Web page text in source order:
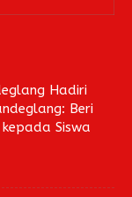
Hadiri
Beri
Siswa